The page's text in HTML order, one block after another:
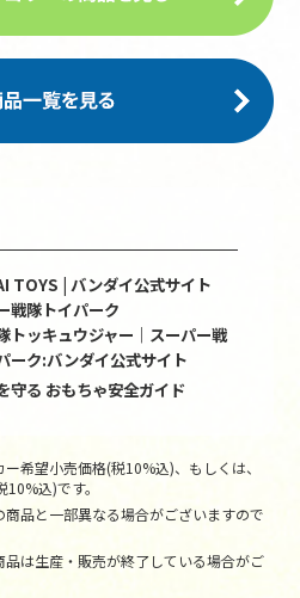
TOYS | バンダイ公式サイト
戦隊トイパーク
トッキュウジャー｜スーパー戦
ーク:バンダイ公式サイト
守る おもちゃ安全ガイド
希望小売価格(税10%込)、もしくは、
込)です。
品と一部異なる場合がございますので
は生産・販売が終了している場合がご